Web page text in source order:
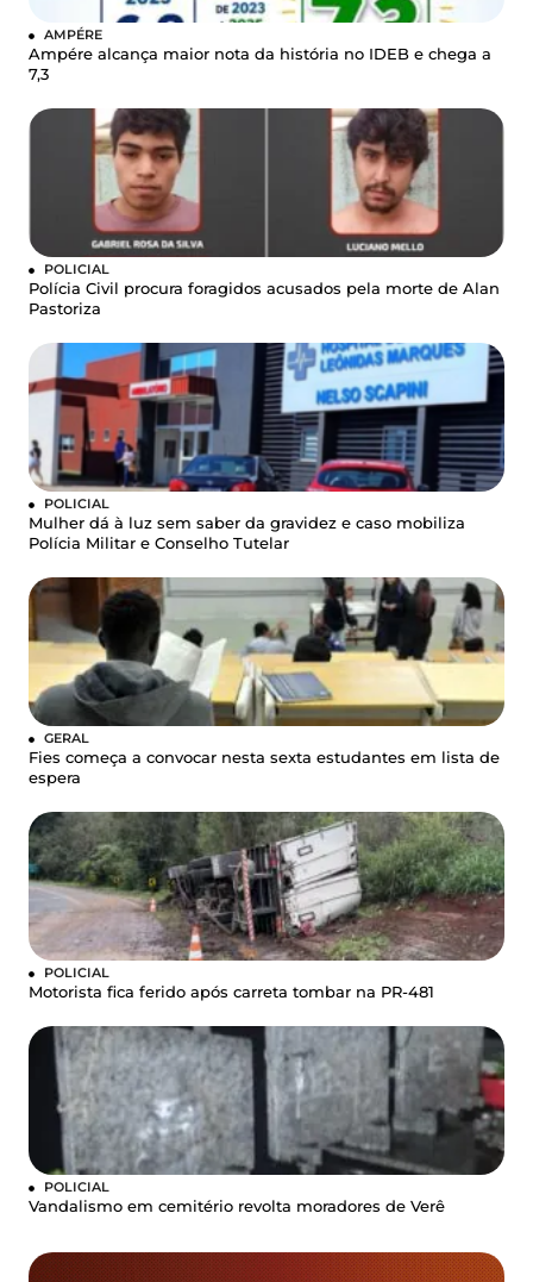
AMPÉRE
Ampére alcança maior nota da história no IDEB e chega a
7,3
POLICIAL
Polícia Civil procura foragidos acusados pela morte de Alan
Pastoriza
POLICIAL
Mulher dá à luz sem saber da gravidez e caso mobiliza
Polícia Militar e Conselho Tutelar
GERAL
Fies começa a convocar nesta sexta estudantes em lista de
espera
POLICIAL
Motorista fica ferido após carreta tombar na PR-481
POLICIAL
Vandalismo em cemitério revolta moradores de Verê